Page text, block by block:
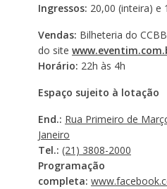
Ingressos: 20,00 (inteira) e
Vendas: Bilheteria do
do site
Horário: 22h às 4h
Espaço sujeito à lotação
End.: Rua Primeiro de
Janeiro
Tel.: (21) 3808-2000
Programação
completa: